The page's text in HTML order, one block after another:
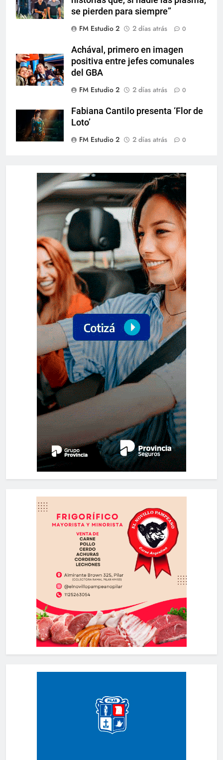
se pierden para siempre”
FM Estudio 2
2 días atrás 0
Achával, primero en imagen
positiva entre jefes comunales
del GBA
FM Estudio 2
2 días atrás 0
Fabiana Cantilo presenta ‘Flor de
Loto’
FM Estudio 2
2 días atrás 0